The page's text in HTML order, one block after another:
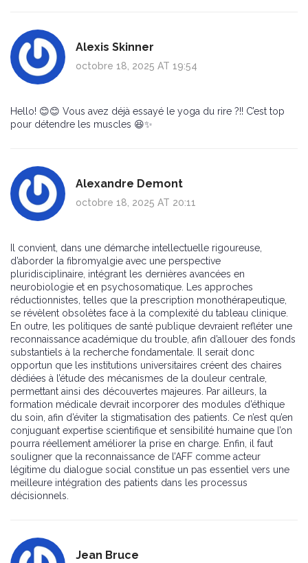
Alexis Skinner
octobre 18, 2025 AT 19:54
Hello! 😊😊 Vous avez déjà essayé le yoga du rire ?!! C’est top
pour détendre les muscles 😆✨
Alexandre Demont
octobre 18, 2025 AT 20:11
Il convient, dans une démarche intellectuelle rigoureuse,
d’aborder la fibromyalgie avec une perspective
pluridisciplinaire, intégrant les dernières avancées en
neurobiologie et en psychosomatique. Les approches
réductionnistes, telles que la prescription monothérapeutique,
se révèlent obsolètes face à la complexité du tableau clinique.
En outre, les politiques de santé publique devraient refléter une
reconnaissance académique du trouble, afin d’allouer des fonds
substantiels à la recherche fondamentale. Il serait donc
opportun que les institutions universitaires créent des chaires
dédiées à l’étude des mécanismes de la douleur centrale,
permettant ainsi des découvertes majeures. Par ailleurs, la
formation médicale devrait incorporer des modules d’éthique
du soin, afin d’éviter la stigmatisation des patients. Ce n’est qu’en
conjuguant expertise scientifique et sensibilité humaine que l’on
pourra réellement améliorer la prise en charge. Enfin, il faut
souligner que la reconnaissance de l’AFF comme acteur
légitime du dialogue social constitue un pas essentiel vers une
meilleure intégration des patients dans les processus
décisionnels.
Jean Bruce